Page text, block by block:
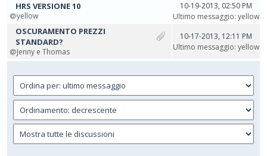
HRS VERSIONE 10
yellow
10-19-2013, 02:50 PM
Ultimo messaggio: yellow
OSCURAMENTO PREZZI
STANDARD?
Jenny e Thomas
10-17-2013, 12:11 PM
Ultimo messaggio: yellow